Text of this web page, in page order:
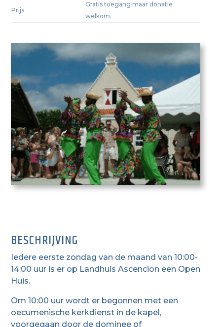
Prijs
Gratis toegang maar donatie
welkom.
BESCHRIJVING
Iedere eerste zondag van de maand van 10:00-
14:00 uur is er op Landhuis Ascencion een Open
Huis.
Om 10:00 uur wordt er begonnen met een
oecumenische kerkdienst in de kapel,
voorgegaan door de dominee of